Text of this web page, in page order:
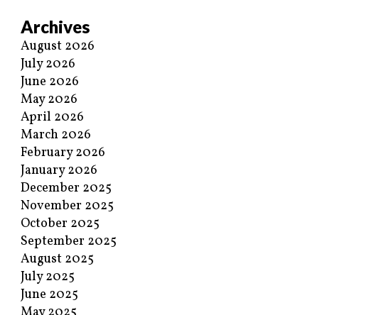
Archives
August 2026
July 2026
June 2026
May 2026
April 2026
March 2026
February 2026
January 2026
December 2025
November 2025
October 2025
September 2025
August 2025
July 2025
June 2025